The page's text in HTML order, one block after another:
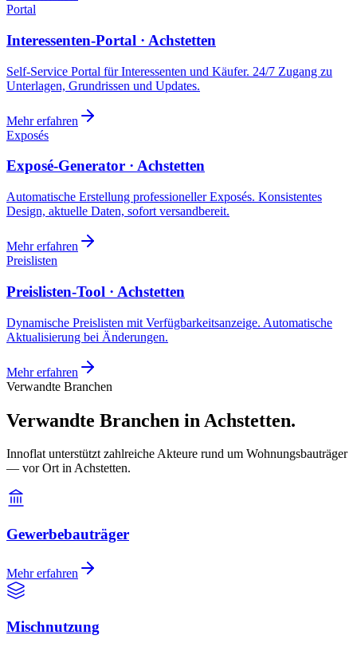
Portal
Interessenten-Portal · Achstetten
Self-Service Portal für Interessenten und Käufer. 24/7 Zugang zu
Unterlagen, Grundrissen und Updates.
Mehr erfahren
Exposés
Exposé-Generator · Achstetten
Automatische Erstellung professioneller Exposés. Konsistentes
Design, aktuelle Daten, sofort versandbereit.
Mehr erfahren
Preislisten
Preislisten-Tool · Achstetten
Dynamische Preislisten mit Verfügbarkeitsanzeige. Automatische
Aktualisierung bei Änderungen.
Mehr erfahren
Verwandte Branchen
Verwandte Branchen in Achstetten.
Innoflat unterstützt zahlreiche Akteure rund um Wohnungsbauträger
— vor Ort in Achstetten.
Gewerbebauträger
Mehr erfahren
Mischnutzung